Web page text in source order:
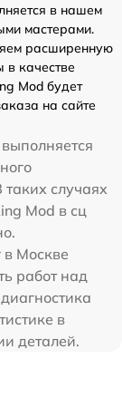
в нашем
мастерами.
расширенную
качестве
Mod будет
на сайте
выполняется
случаях
Mod в сц
в Москве
работ над
в
деталей.